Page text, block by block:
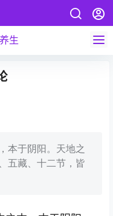
养生
本于阴阳。天地之
五藏、十二节，皆